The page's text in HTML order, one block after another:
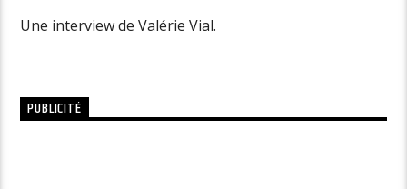
Une interview de Valérie Vial.
PUBLICITÉ